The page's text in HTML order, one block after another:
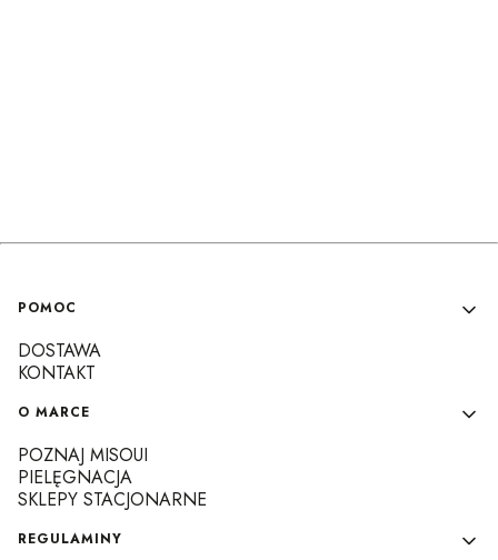
Linki w stopce
POMOC
DOSTAWA
KONTAKT
O MARCE
POZNAJ MISOUI
PIELĘGNACJA
SKLEPY STACJONARNE
REGULAMINY